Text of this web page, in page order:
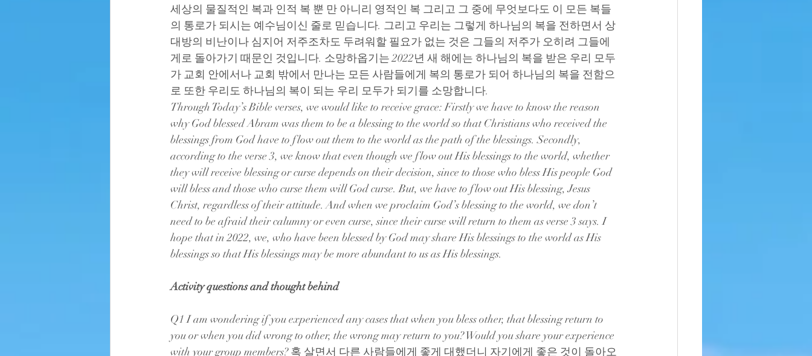
세상의 물질적인 복과 인적 복 뿐 만 아니리 영적인 복 그리고 그 중에 무엇보다도 이 모든 복들
의 통로가 되시는 예수님이신 줄로 믿습니다. 그리고 우리는 그렇게 하나님의 복을 전하면서 상
대방의 비난이나 심지어 저주조차도 두려워할 필요가 없는 것은 그들의 저주가 오히려 그들에
게로 돌아가기 때문인 것입니다. 소망하옵기는 2022년 새 해에는 하나님의 복을 받은 우리 모두
가 교회 안에서나 교회 밖에서 만나는 모든 사람들에게 복의 통로가 되어 하나님의 복을 전함으
로 또한 우리도 하나님의 복이 되는 우리 모두가 되기를 소망합니다.
Through Today’s Bible verses, we would like to receive grace: Firstly we have to know the reason
why God blessed Abram was them to be a blessing to the world so that Christians who received the
blessings from God have to flow out them to the world as the path of the blessings. Secondly,
according to the verse 3, we know that even though we flow out His blessings to the world, whether
they will receive blessing or curse depends on their decision, since to those who bless His people God
will bless and those who curse them will God curse. But, we have to flow out His blessing, Jesus
Christ, regardless of their attitude. And when we proclaim God’s blessing to the world, we don’t
need to be afraid their calumny or even curse, since their curse will return to them as verse 3 says. I
hope that in 2022, we, who have been blessed by God may share His blessings to the world as His
blessings so that His blessings may be more abundant to us as His blessings.
Activity questions and thought behind
Q1 I am wondering if you experienced any cases that when you bless other, that blessing return to
you or when you did wrong to other, the wrong may return to you? Would you share your experience
with your group members? 혹 살면서 다른 사람들에게 좋게 대했더니 자기에게 좋은 것이 돌아오